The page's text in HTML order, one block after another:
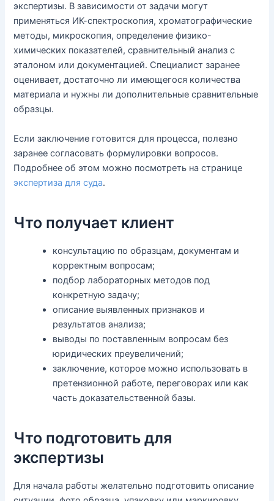
экспертизы. В зависимости от задачи могут
применяться ИК-спектроскопия, хроматографические
методы, микроскопия, определение физико-
химических показателей, сравнительный анализ с
эталоном или документацией. Специалист заранее
оценивает, достаточно ли имеющегося количества
материала и нужны ли дополнительные сравнительные
образцы.
Если заключение готовится для процесса, полезно
заранее согласовать формулировки вопросов.
Подробнее об этом можно посмотреть на странице
экспертиза для суда.
Что получает клиент
консультацию по образцам, документам и
корректным вопросам;
подбор лабораторных методов под
конкретную задачу;
описание выявленных признаков и
результатов анализа;
выводы по поставленным вопросам без
юридических преувеличений;
заключение, которое можно использовать в
претензионной работе, переговорах или как
часть доказательственной базы.
Что подготовить для
экспертизы
Для начала работы желательно подготовить описание